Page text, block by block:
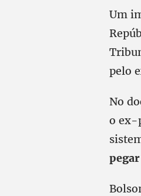
Um
pelo
No
o ex-